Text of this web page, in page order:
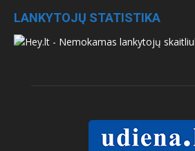
LANKYTOJŲ STATISTIKA